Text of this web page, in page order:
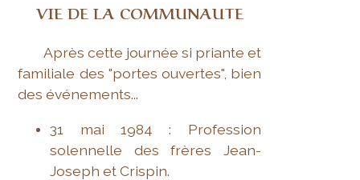
VIE DE LA COMMUNAUTE
Après cette journée si priante et
familiale des "portes ouvertes", bien
des événements...
31 mai 1984 : Profession
solennelle des frères Jean-
Joseph et Crispin.